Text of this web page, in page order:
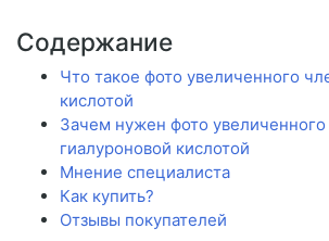
Содержание
Что такое фото увеличенного
кислотой
Зачем нужен фото
гиалуроновой кислотой
Мнение специалиста
Как купить?
Отзывы покупателей